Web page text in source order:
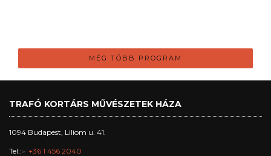
MÉG TÖBB PROGRAM
TRAFÓ KORTÁRS MŰVÉSZETEK HÁZA
1094 Budapest, Liliom u. 41.
Tel.: +36 1 456 2040